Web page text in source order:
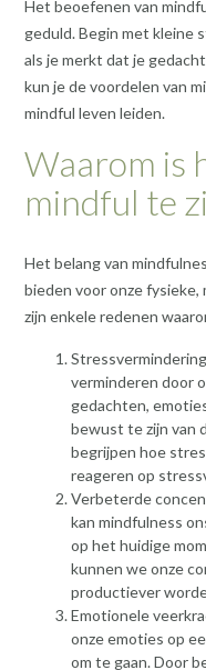
Het beoefenen van
geduld. Begin met kleine
als je merkt dat je
kun je de voordelen van
mindful leven leiden.
Waarom is
mindful te
Het belang van
bieden voor onze
zijn enkele redenen
verminderen door
gedachten,
bewust te zijn van
begrijpen hoe
reageren op
Verbeterde
kan mindfulness
op het huidige
kunnen we onze
productiever
Emotionele
onze emoties op
om te gaan. Door